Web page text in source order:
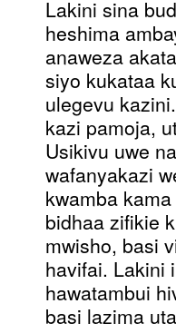
Lakini sina
heshima
anaweza
siyo kukataa
ulegevu
kazi pamoja,
Usikivu uwe
wafanyakazi
kwamba
bidhaa zifikie
mwisho, basi
havifai. Lakini
hawatambui
basi lazima